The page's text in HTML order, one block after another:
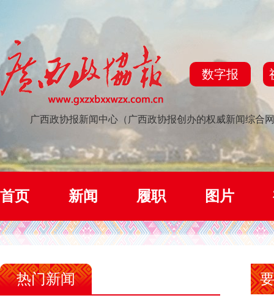
数字报
广西政协报新闻中心（广西政协报创办的权威新闻综合
首页 新闻 履职 图片
热门新闻